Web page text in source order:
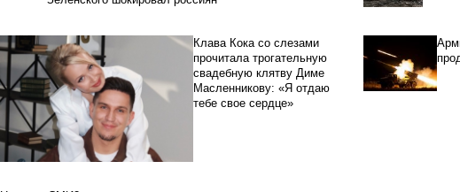
Клава Кока со слезами
прочитала трогательную
свадебную клятву Диме
Масленникову: «Я отдаю
тебе свое сердце»